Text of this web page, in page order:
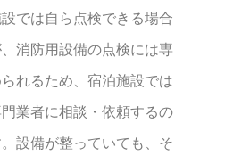
では自ら点検できる場合
消防用設備の点検には専
れるため、宿泊施設では
業者に相談・依頼するの
設備が整っていても、そ